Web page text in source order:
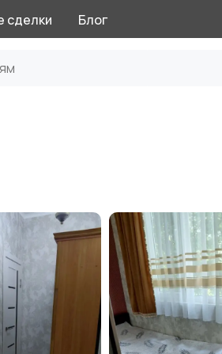
сделки Блог